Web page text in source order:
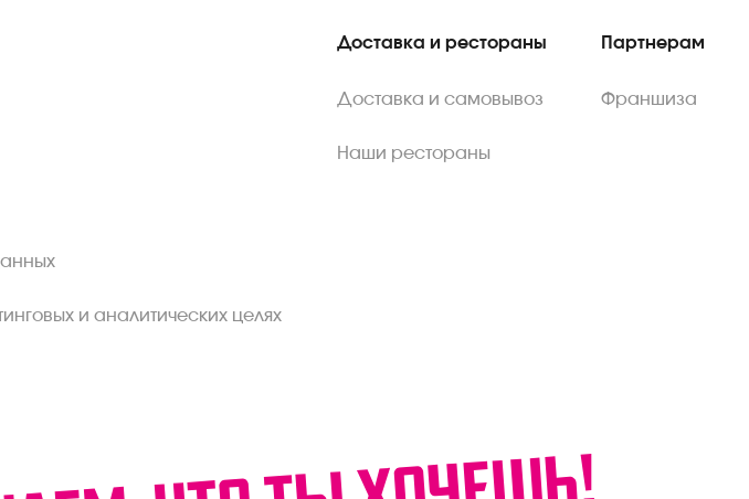
и аналитических целях
Доставка и рестораны
Доставка и самовывоз
Наши рестораны
Партнерам
Франшиза